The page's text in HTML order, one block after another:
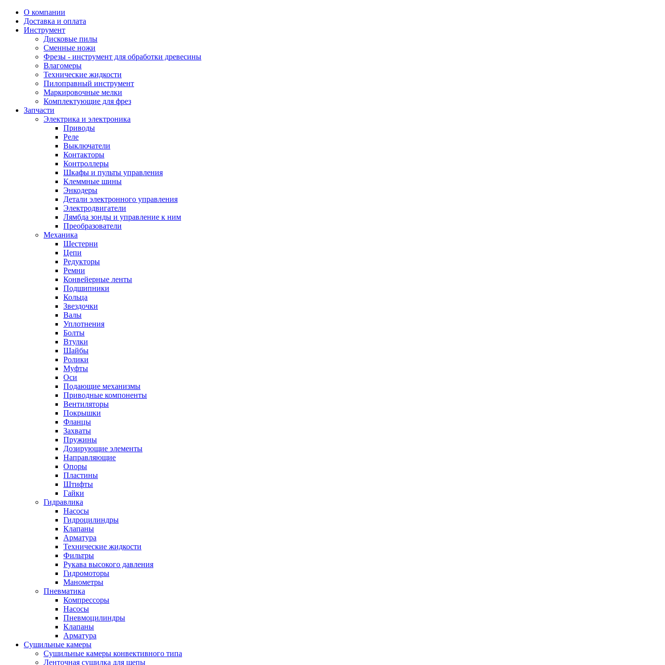
О компании
Доставка и оплата
Инструмент
Дисковые пилы
Сменные ножи
Фрезы - инструмент для обработки древесины
Влагомеры
Технические жидкости
Пилоправный инструмент
Маркировочные мелки
Комплектующие для фрез
Запчасти
Электрика и электроника
Приводы
Реле
Выключатели
Контакторы
Контроллеры
Шкафы и пульты управления
Клеммные шины
Энкодеры
Детали электронного управления
Электродвигатели
Лямбда зонды и управление к ним
Преобразователи
Механика
Шестерни
Цепи
Редукторы
Ремни
Конвейерные ленты
Подшипники
Кольца
Звездочки
Валы
Уплотнения
Болты
Втулки
Шайбы
Ролики
Муфты
Оси
Подающие механизмы
Приводные компоненты
Вентиляторы
Покрышки
Фланцы
Захваты
Пружины
Дозирующие элементы
Направляющие
Опоры
Пластины
Штифты
Гайки
Гидравлика
Насосы
Гидроцилиндры
Клапаны
Арматура
Технические жидкости
Фильтры
Рукава высокого давления
Гидромоторы
Манометры
Пневматика
Компрессоры
Насосы
Пневмоцилиндры
Клапаны
Арматура
Сушильные камеры
Сушильные камеры конвективного типа
Ленточная сушилка для щепы